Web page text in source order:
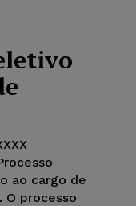
ao cargo de
O processo